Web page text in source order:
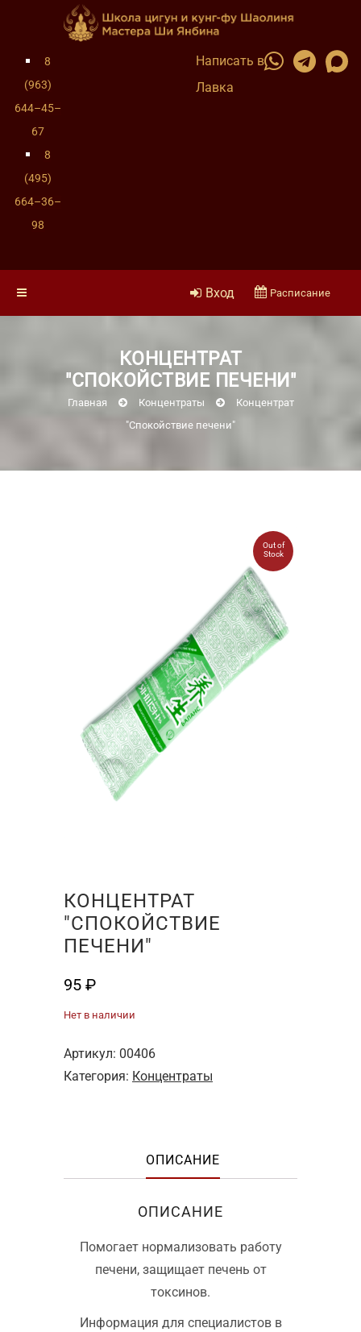
8
(963)
644–45–
67
8
(495)
664–36–
98
Написать в
Лавка
Вход Расписание
КОНЦЕНТРАТ
"СПОКОЙСТВИЕ ПЕЧЕНИ"
Главная Концентраты
Концентрат
"Спокойствие печени"
Out of
Stock
КОНЦЕНТРАТ
"СПОКОЙСТВИЕ
ПЕЧЕНИ"
95 ₽
Нет в наличии
Артикул: 00406
Категория: Концентраты
ОПИСАНИЕ
ОПИСАНИЕ
Помогает нормализовать работу
печени, защищает печень от
токсинов.
Информация для специалистов в